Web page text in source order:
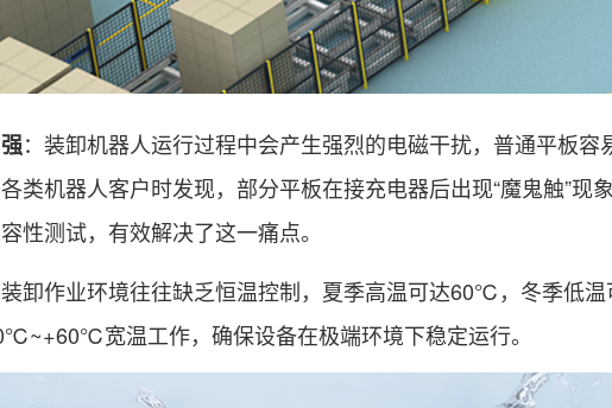
：装卸机器人运行过程中会产生强烈的电磁干扰，普通平板
类机器人客户时发现，部分平板在接充电器后出现“魔鬼触”现
性测试，有效解决了这一痛点。
卸作业环境往往缺乏恒温控制，夏季高温可达60℃，冬季低
宽温工作，确保设备在极端环境下稳定运行。